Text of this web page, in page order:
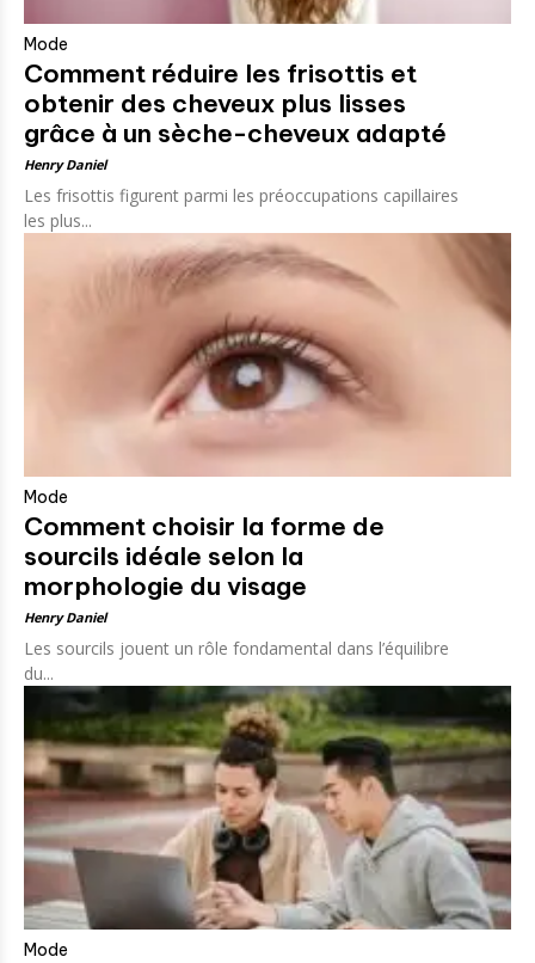
Mode
Comment réduire les frisottis et
obtenir des cheveux plus lisses
grâce à un sèche-cheveux adapté
Henry Daniel
Les frisottis figurent parmi les préoccupations capillaires
les plus...
Mode
Comment choisir la forme de
sourcils idéale selon la
morphologie du visage
Henry Daniel
Les sourcils jouent un rôle fondamental dans l’équilibre
du...
Mode